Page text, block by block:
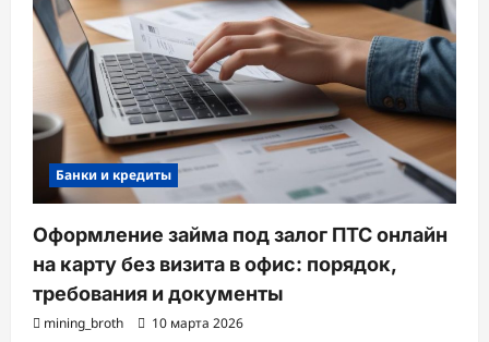
Банки и кредиты
Оформление займа под залог ПТС онлайн
на карту без визита в офис: порядок,
требования и документы
mining_broth 10 марта 2026